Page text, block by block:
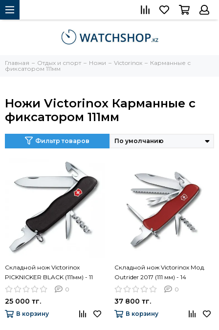
Главная Отдых и спорт Ножи Victorinox
Карманные с
фиксатором 111мм
Ножи Victorinox Карманные с
фиксатором 111мм
Фильтр товаров
Складной нож Victorinox
PICKNICKER BLACK (111мм) - 11
функций
0
25 000 тг.
В корзину
Складной нож Victorinox Мод.
Outrider 2017 (111 мм) - 14
функций
0
37 800 тг.
В корзину